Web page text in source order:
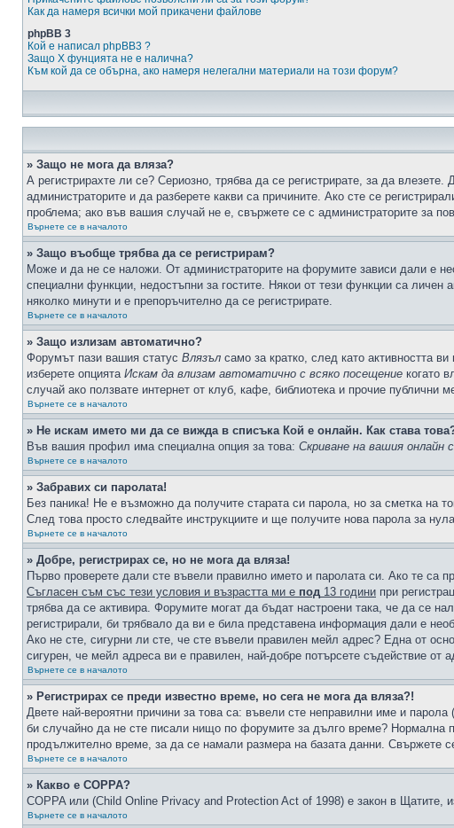
Как да намеря всички мой прикачени файлове
phpBB 3
Кой е написал phpBB3 ?
Защо X фунцията не е налична?
Към кой да се обърна, ако намеря нелегални материали на този форум?
» Защо не мога да вляза?
А регистрирахте ли се? Сериозно, трябва да се регистрирате, за да
администраторите и да разберете какви са причините. Ако сте се
проблема; ако във вашия случай не е, свържете се с администраторите за
Върнете се в началото
» Защо въобще трябва да се регистрирам?
Може и да не се наложи. От администраторите на форумите зависи дали е
специални функции, недостъпни за гостите. Някои от тези функции са
няколко минути и е препоръчително да се регистрирате.
Върнете се в началото
» Защо излизам автоматично?
Форумът пази вашия статус Влязъл само за кратко, след като активността
изберете опцията Искам да влизам автоматично с всяко посещение когато
случай ако ползвате интернет от клуб, кафе, библиотека и прочие
Върнете се в началото
» Не искам името ми да се вижда в списъка Кой е онлайн. Как става
Във вашия профил има специална опция за това: Скриване на вашия онлайн
Върнете се в началото
» Забравих си паролата!
Без паника! Не е възможно да получите старата си парола, но за сметка на
След това просто следвайте инструкциите и ще получите нова парола за
Върнете се в началото
» Добре, регистрирах се, но не мога да вляза!
Първо проверете дали сте въвели правилно името и паролата си. Ако те са
Съгласен съм със тези условия и възрастта ми е под 13 години при
трябва да се активира. Форумите могат да бъдат настроени така, че да се
регистрирали, би трябвало да ви е била представена информация дали е
Ако не сте, сигурни ли сте, че сте въвели правилен мейл адрес? Една от
сигурен, че мейл адреса ви е правилен, най-добре потърсете съдействие от
Върнете се в началото
» Регистрирах се преди известно време, но сега не мога да вляза?!
Двете най-вероятни причини за това са: въвели сте неправилни име и
би случайно да не сте писали нищо по форумите за дълго време? Нормална
продължително време, за да се намали размера на базата данни. Свържете
Върнете се в началото
» Какво е COPPA?
COPPA или (Child Online Privacy and Protection Act of 1998) е закон в Щатите,
Върнете се в началото